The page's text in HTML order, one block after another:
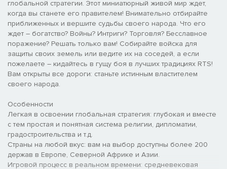
глобальной стратегии. Этот миниатюрный живой мир ждет,
когда вы станете его правителем! Внимательно отбирайте
приближенных и вершите судьбы своего народа. Что его
ждет – богатство? Войны? Интриги? Торговля? Бесславное
поражение? Решать только вам! Собирайте войска для
защиты своих земель или ведите их на соседей, а если
пожелаете – кидайтесь в гущу боя в лучших традициях RTS!
Вам открыты все дороги: станьте истинным властителем
своего народа.
Особенности
Легкая в освоении глобальная стратегия: глубокая и вместе
с тем простая и понятная система религии, дипломатии,
градостроительства и т.д.
Страны на любой вкус: вам на выбор доступны более 200
держав в Европе, Северной Африке и Азии.
Игровой процесс в реальном времени: средневековая